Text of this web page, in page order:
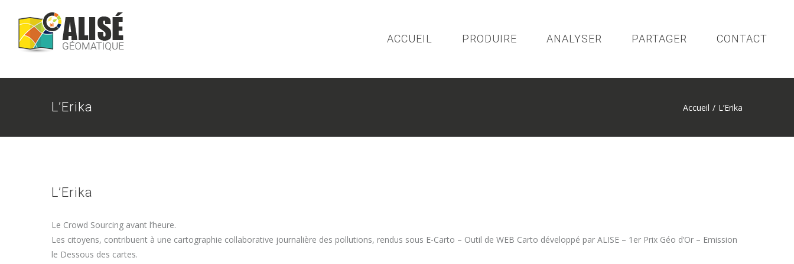
content
ACCUEIL PRODUIRE ANALYSER PARTAGER CONTACT
L’Erika Accueil / L’Erika
L’Erika
Le Crowd Sourcing avant l’heure.
Les citoyens, contribuent à une cartographie collaborative journalière des pollutions, rendus sous E-Carto – Outil de WEB Carto développé par ALISE – 1er Prix Géo d’Or – Emission
le Dessous des cartes.